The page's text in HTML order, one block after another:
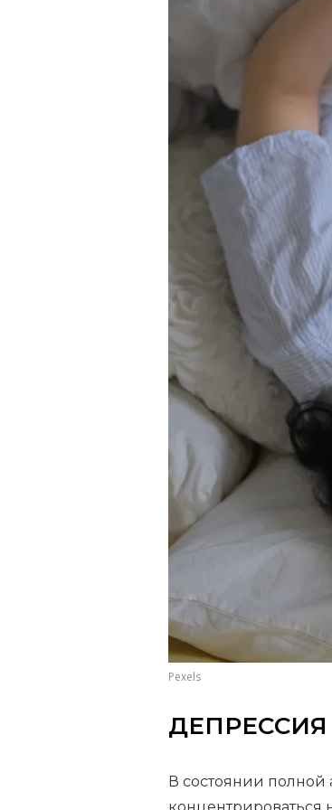
Pexels
ДЕПРЕССИЯ
В состоянии полной